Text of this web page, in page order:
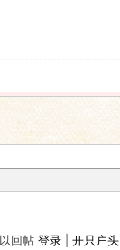
回帖 登录 开只户头